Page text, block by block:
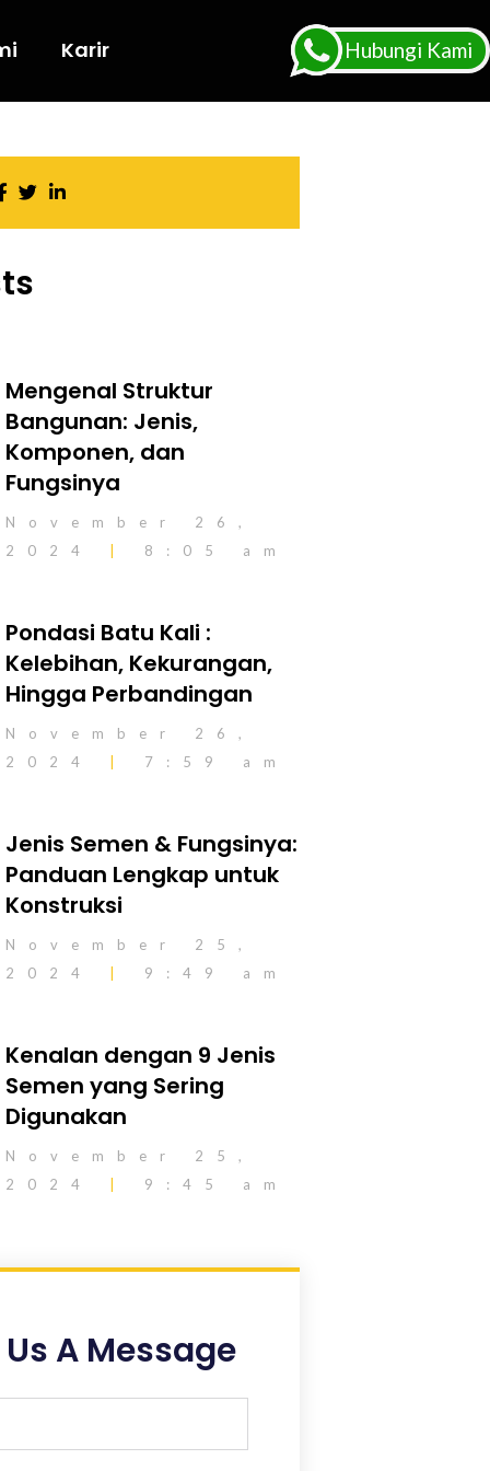
Karir Hubungi Kami
Mengenal Struktur
Bangunan: Jenis,
Komponen, dan
Fungsinya
November 26,
2024
8:05 am
Pondasi Batu Kali :
Kelebihan, Kekurangan,
Hingga Perbandingan
November 26,
2024
7:59 am
Jenis Semen & Fungsinya:
Panduan Lengkap untuk
Konstruksi
November 25,
2024
9:49 am
Kenalan dengan 9 Jenis
Semen yang Sering
Digunakan
November 25,
2024
9:45 am
A Message